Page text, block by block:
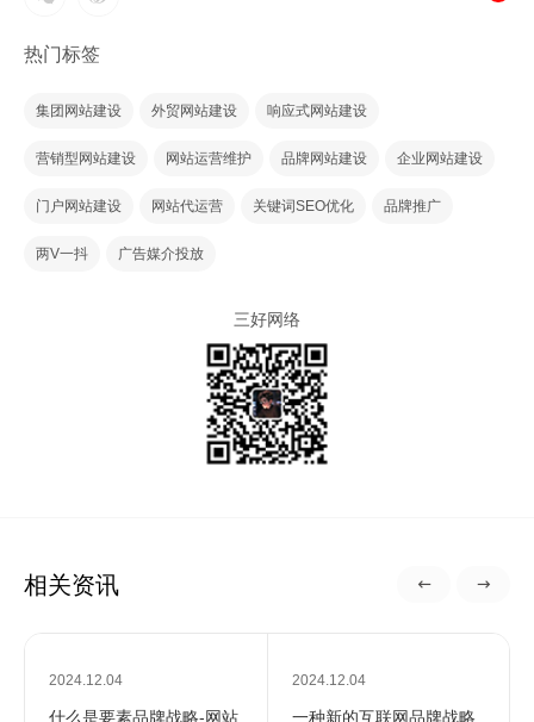
热门标签
集团网站建设 外贸网站建设 响应式网站建设
营销型网站建设 网站运营维护 品牌网站建设 企业网站建设
门户网站建设 网站代运营 关键词SEO优化 品牌推广
两V一抖 广告媒介投放
三好网络
相关资讯
2024.12.04
什么是要素品牌战略-网站
2024.12.04
一种新的互联网品牌战略